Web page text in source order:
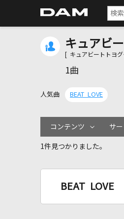
キュアビ
[ キュアビートトヨグ
1曲
人気曲 BEAT LOVE
コンテンツ サー
1件見つかりました。
BEAT LOVE